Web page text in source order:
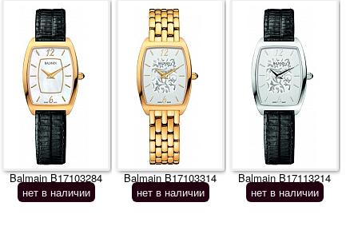
Balmain B17103284
нет в наличии
Balmain B17103314
нет в наличии
Balmain B17113214
нет в наличии